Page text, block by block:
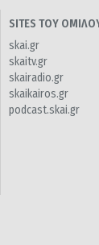
SITES ΤΟΥ
skai.gr
skaitv.gr
skairadio.gr
skaikairos.gr
podcast.skai.gr